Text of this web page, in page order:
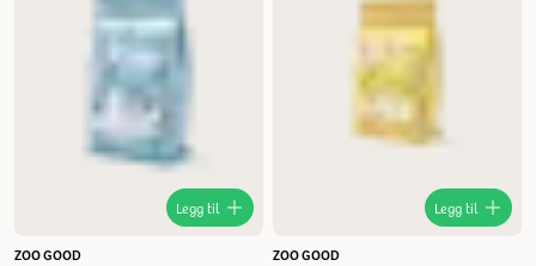
Legg til
ZOO GOOD
Legg til
ZOO GOOD